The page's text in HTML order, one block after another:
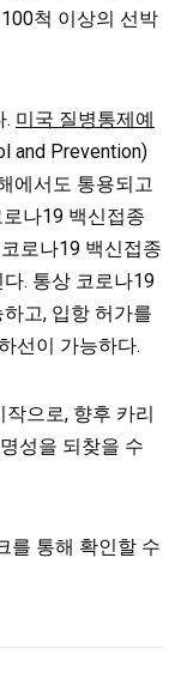
척 이상의 선박
. 미국 질병통제예
and Prevention)
에서도 통용되고
나19 백신접종
로나19 백신접종
. 통상 코로나19
고, 입항 허가를
선이 가능하다.
으로, 향후 카리
성을 되찾을 수
를 통해 확인할 수